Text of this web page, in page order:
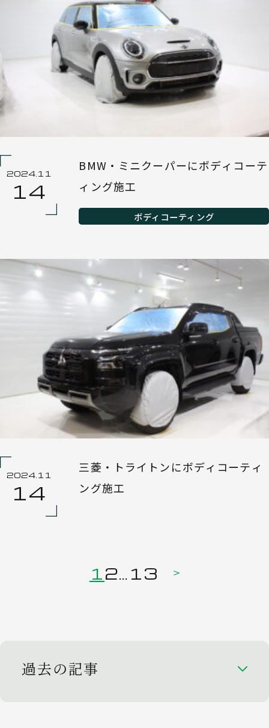
2024.11
14
BMW・ミニクーパーにボディコーテ
ィング施工
ボディコーティング
2024.11
14
三菱・トライトンにボディコーティ
ング施工
1 2 13
過去の記事